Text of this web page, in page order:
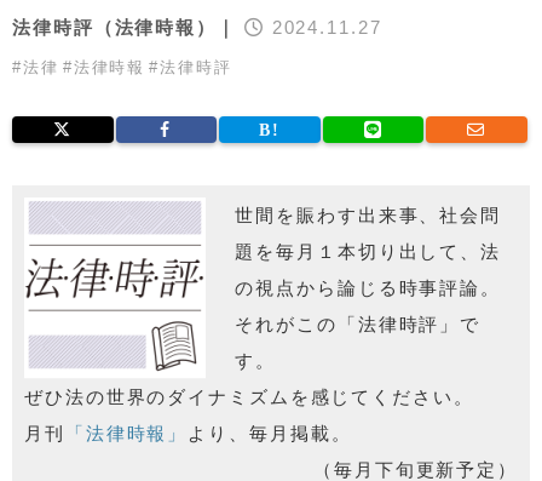
法律時評（法律時報）｜ 2024.11.27
#法律 #法律時報 #法律時評
世間を賑わす出来事、社会問
題を毎月１本切り出して、法
の視点から論じる時事評論。
それがこの「法律時評」で
す。
ぜひ法の世界のダイナミズムを感じてください。
月刊
「法律時報」
より、毎月掲載。
（毎月下旬更新予定）